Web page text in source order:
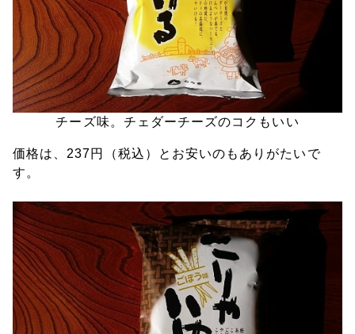
チーズ味。チェダーチーズのコクもいい
価格は、237円（税込）とお安いのもありがたいで
す。